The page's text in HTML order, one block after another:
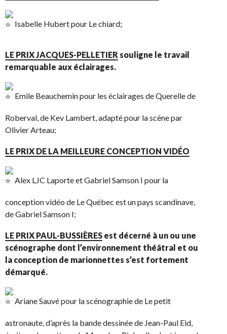
Isabelle Hubert pour Le chiard;
LE PRIX JACQUES-PELLETIER souligne le travail
remarquable aux éclairages.
Emile Beauchemin pour les éclairages de Querelle de
Roberval, de Kev Lambert, adapté pour la scène par
Olivier Arteau;
LE PRIX DE LA MEILLEURE CONCEPTION VIDÉO
Alex LJC Laporte et Gabriel Samson I pour la
conception vidéo de Le Québec est un pays scandinave,
de Gabriel Samson I;
LE PRIX PAUL-BUSSIÈRES est décerné à un ou une
scénographe dont l’environnement théâtral et ou
la conception de marionnettes s’est fortement
démarqué.
Ariane Sauvé pour la scénographie de Le petit
astronaute, d’après la bande dessinée de Jean-Paul Eid,